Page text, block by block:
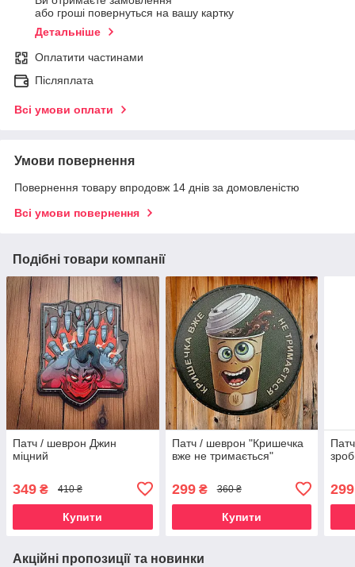
або гроші повернуться на вашу картку
Детальніше
Оплатити частинами
Післяплата
Всі умови оплати
Умови повернення
Повернення товару впродовж 14 днів за домовленістю
Всі умови повернення
Подібні товари компанії
Патч / шеврон Джин
міцний
349 ₴ 410 ₴
Купити
Патч / шеврон "Кришечка
вже не тримається"
299₴ 360 ₴
Купити
299
Акційні пропозиції та новинки